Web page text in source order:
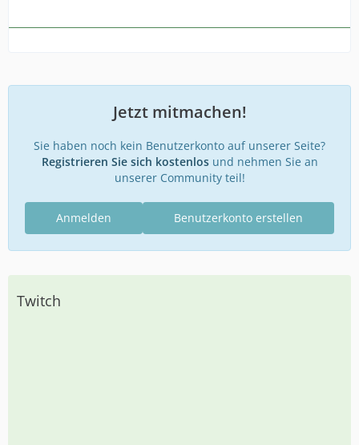
Jetzt mitmachen!
Sie haben noch kein Benutzerkonto auf unserer Seite?
Registrieren Sie sich kostenlosund nehmen Sie an
unserer Community teil!
Benutzerkonto erstellen
Anmelden
Twitch